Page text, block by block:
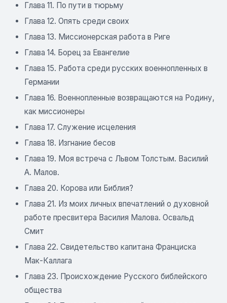
Глава 11. По пути в тюрьму
Глава 12. Опять среди своих
Глава 13. Миссионерская работа в Риге
Глава 14. Борец за Евангелие
Глава 15. Работа среди русских военнопленных в
Германии
Глава 16. Военнопленные возвращаются на Родину,
как миссионеры
Глава 17. Служение исцеления
Глава 18. Изгнание бесов
Глава 19. Моя встреча с Львом Толстым. Василий
А. Малов.
Глава 20. Корова или Библия?
Глава 21. Из моих личных впечатлений о духовной
работе пресвитера Василия Малова. Освальд
Смит
Глава 22. Свидетельство капитана Франциска
Мак-Каллага
Глава 23. Происхождение Русского библейского
общества